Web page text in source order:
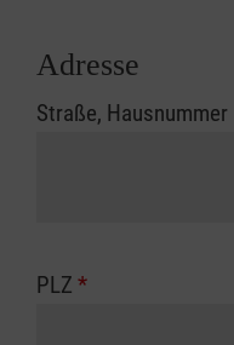
Adresse
Straße, Hausnummer
PLZ *